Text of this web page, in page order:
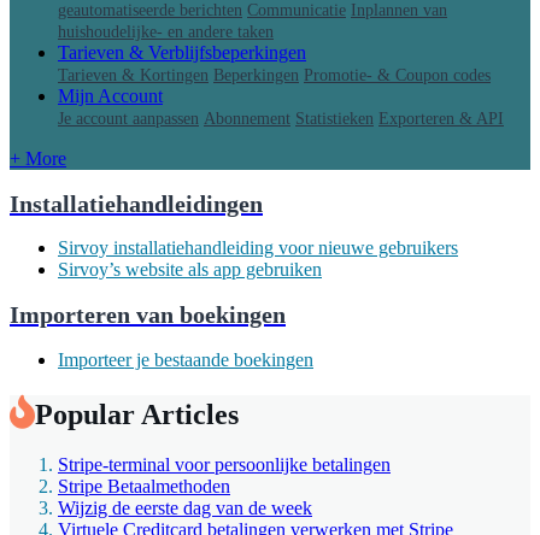
geautomatiseerde berichten Communicatie Inplannen van
huishoudelijke- en andere taken
Tarieven & Verblijfsbeperkingen
Tarieven & Kortingen Beperkingen Promotie- & Coupon codes
Mijn Account
Je account aanpassen Abonnement Statistieken Exporteren & API
+ More
Installatiehandleidingen
Sirvoy installatiehandleiding voor nieuwe gebruikers
Sirvoy’s website als app gebruiken
Importeren van boekingen
Importeer je bestaande boekingen
Popular Articles
Stripe-terminal voor persoonlijke betalingen
Stripe Betaalmethoden
Wijzig de eerste dag van de week
Virtuele Creditcard betalingen verwerken met Stripe